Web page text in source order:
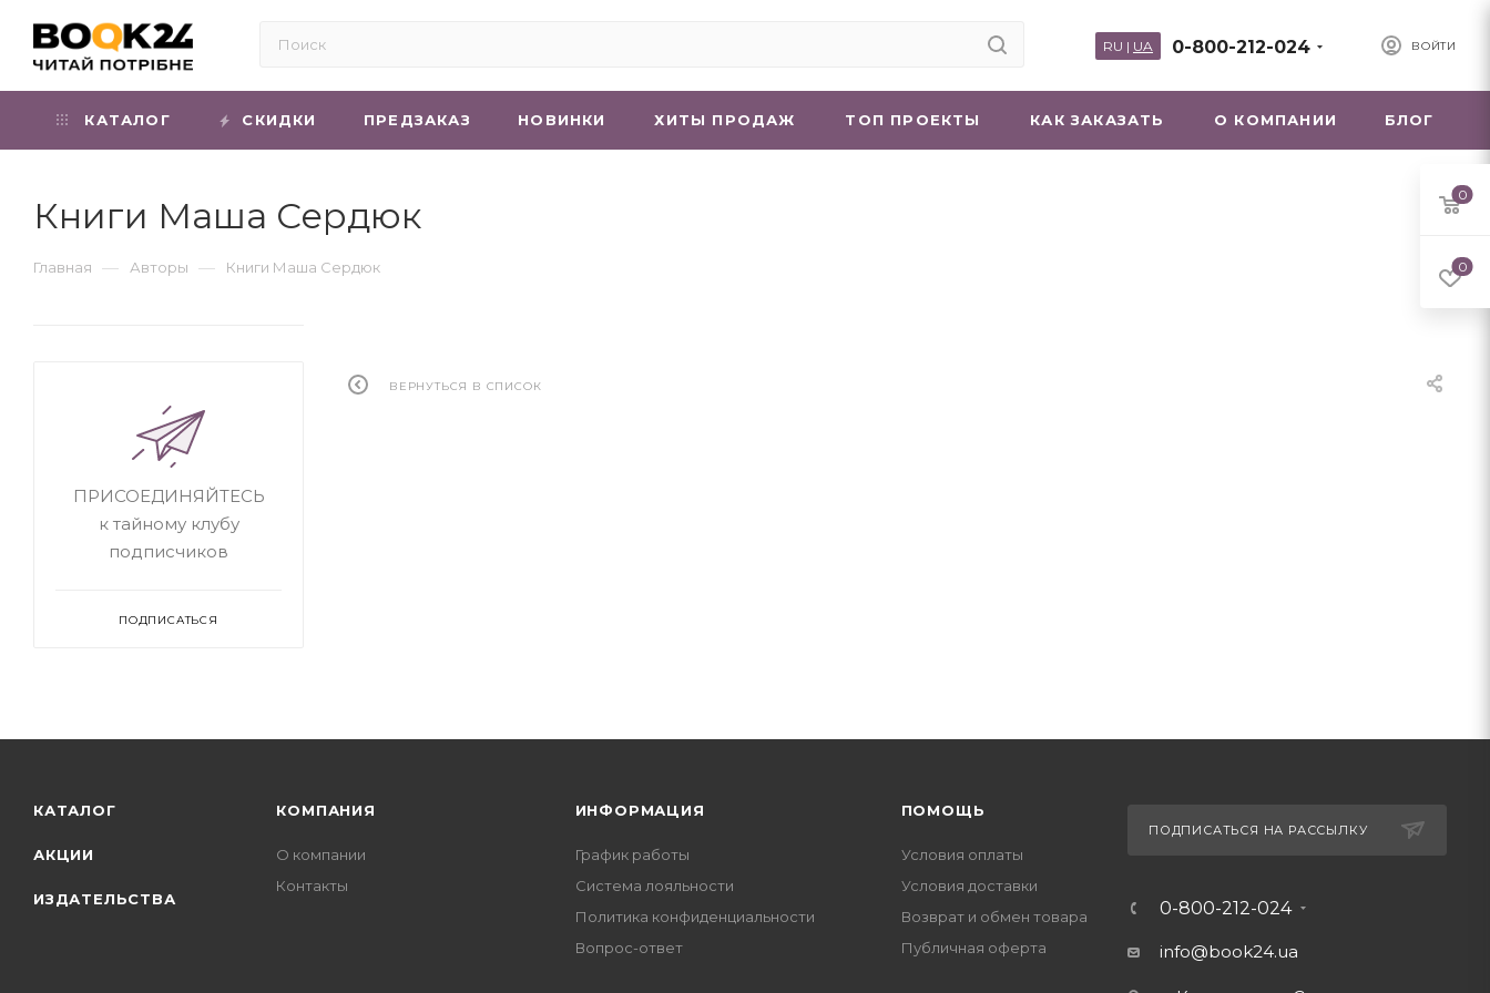
ВОЙТИ
0-800-212-024
RU | UA
КАТАЛОГ СКИДКИ ПРЕДЗАКАЗ НОВИНКИ ХИТЫ ПРОДАЖ ТОП ПРОЕКТЫ КАК ЗАКАЗАТЬ О КОМПАНИИ БЛОГ
Книги Маша Сердюк
Главная — Авторы — Книги Маша Сердюк
ВЕРНУТЬСЯ В СПИСОК
ПРИСОЕДИНЯЙТЕСЬ
к тайному клубу
подписчиков
ПОДПИСАТЬСЯ
КАТАЛОГ
АКЦИИ
ИЗДАТЕЛЬСТВА
КОМПАНИЯ
О компании
Контакты
ИНФОРМАЦИЯ
График работы
Система лояльности
Политика конфиденциальности
Вопрос-ответ
ПОМОЩЬ
Условия оплаты
Условия доставки
Возврат и обмен товара
Публичная оферта
ПОДПИСАТЬСЯ НА РАССЫЛКУ
0-800-212-024
info@book24.ua
0
0